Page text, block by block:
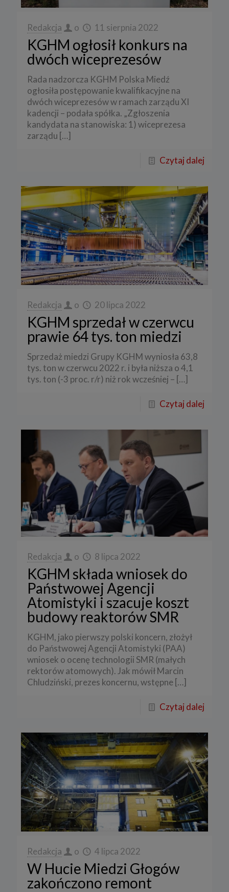
Redakcja o 11 sierpnia 2022
KGHM ogłosił konkurs na
dwóch wiceprezesów
Rada nadzorcza KGHM Polska Miedź
ogłosiła postępowanie kwalifikacyjne na
dwóch wiceprezesów w ramach zarządu XI
kadencji – podała spółka. „Zgłoszenia
kandydata na stanowiska: 1) wiceprezesa
zarządu […]
Czytaj dalej
Redakcja o 20 lipca 2022
KGHM sprzedał w czerwcu
prawie 64 tys. ton miedzi
Sprzedaż miedzi Grupy KGHM wyniosła 63,8
tys. ton w czerwcu 2022 r. i była niższa o 4,1
tys. ton (-3 proc. r/r) niż rok wcześniej – […]
Czytaj dalej
Redakcja o 8 lipca 2022
KGHM składa wniosek do
Państwowej Agencji
Atomistyki i szacuje koszt
budowy reaktorów SMR
KGHM, jako pierwszy polski koncern, złożył
do Państwowej Agencji Atomistyki (PAA)
wniosek o ocenę technologii SMR (małych
rektorów atomowych). Jak mówił Marcin
Chludziński, prezes koncernu, wstępne[…]
Czytaj dalej
Redakcja o 4 lipca 2022
W Hucie Miedzi Głogów
zakończono remont